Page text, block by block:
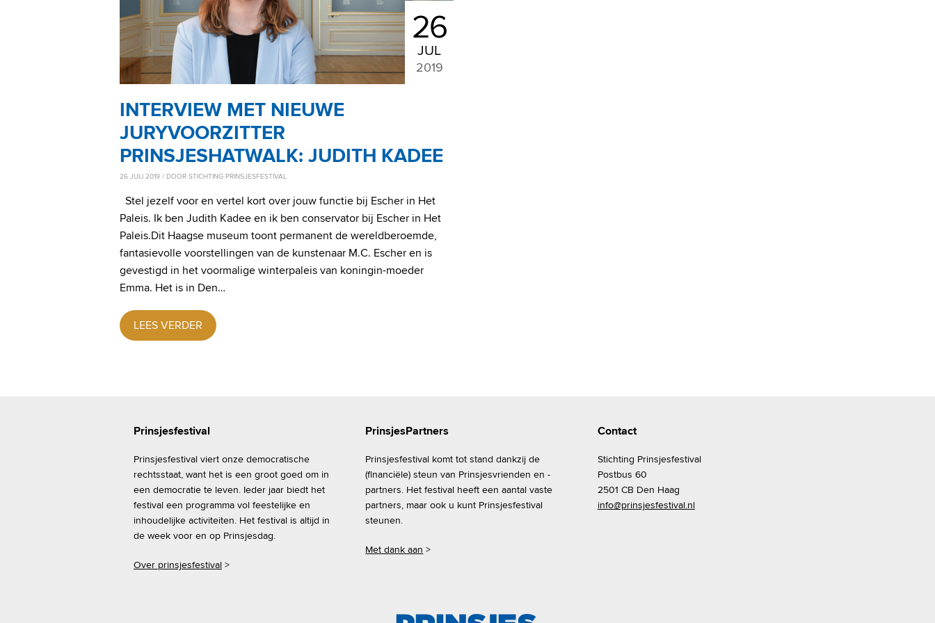
26
JUL
2019
INTERVIEW MET NIEUWE
JURYVOORZITTER
PRINSJESHATWALK: JUDITH KADEE
26 JULI 2019 / DOOR STICHTING PRINSJESFESTIVAL
Stel jezelf voor en vertel kort over jouw functie bij Escher in Het
Paleis. Ik ben Judith Kadee en ik ben conservator bij Escher in Het
Paleis.Dit Haagse museum toont permanent de wereldberoemde,
fantasievolle voorstellingen van de kunstenaar M.C. Escher en is
gevestigd in het voormalige winterpaleis van koningin-moeder
Emma. Het is in Den…
LEES VERDER
Prinsjesfestival
Prinsjesfestival viert onze democratische
rechtsstaat, want het is een groot goed om in
een democratie te leven. Ieder jaar biedt het
festival een programma vol feestelijke en
inhoudelijke activiteiten. Het festival is altijd in
de week voor en op Prinsjesdag.
Over prinsjesfestival >
PrinsjesPartners
Prinsjesfestival komt tot stand dankzij de
(financiële) steun van Prinsjesvrienden en -
partners. Het festival heeft een aantal vaste
partners, maar ook u kunt Prinsjesfestival
steunen.
Met dank aan >
Contact
Stichting Prinsjesfestival
Postbus 60
2501 CB Den Haag
info@prinsjesfestival.nl